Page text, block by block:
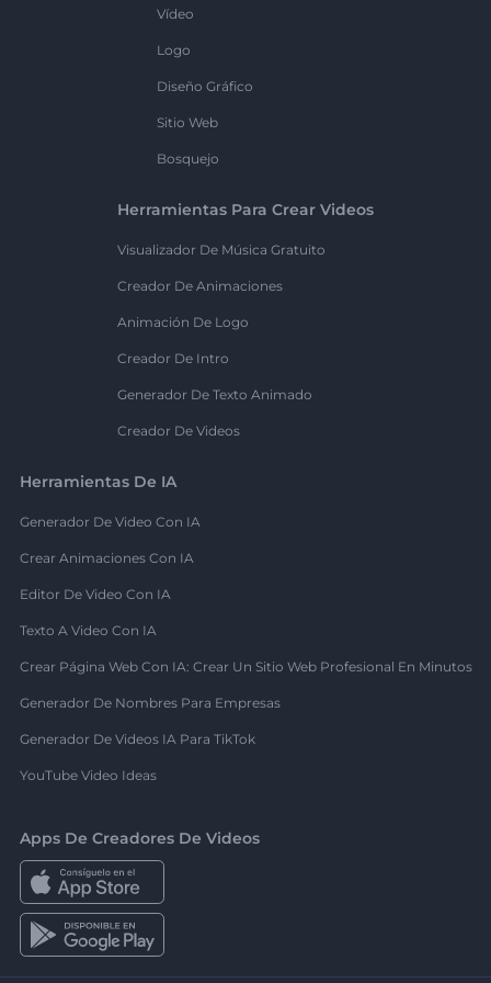
Vídeo
Logo
Diseño Gráfico
Sitio Web
Bosquejo
Herramientas Para Crear Videos
Visualizador De Música Gratuito
Creador De Animaciones
Animación De Logo
Creador De Intro
Generador De Texto Animado
Creador De Videos
Herramientas De IA
Generador De Video Con IA
Crear Animaciones Con IA
Editor De Video Con IA
Texto A Video Con IA
Crear Página Web Con IA: Crear Un Sitio Web Profesional En Minutos
Generador De Nombres Para Empresas
Generador De Videos IA Para TikTok
YouTube Video Ideas
Apps De Creadores De Videos